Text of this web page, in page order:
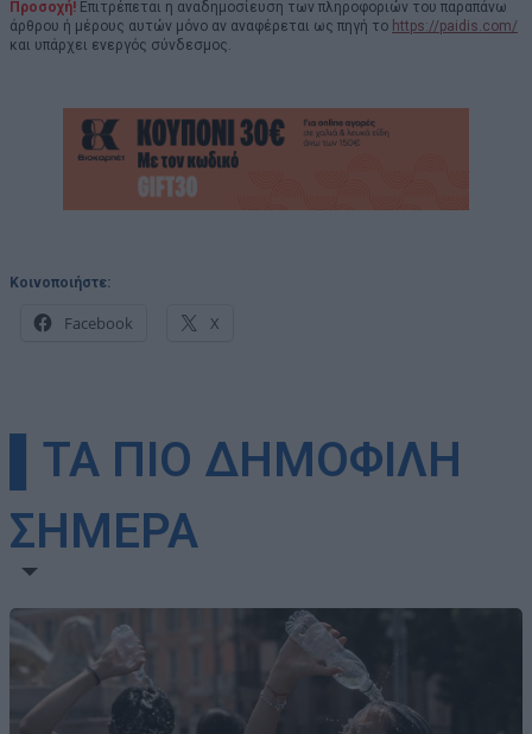
Προσοχή! Επιτρέπεται η αναδημοσίευση των πληροφοριών του παραπάνω
άρθρου ή μέρους αυτών μόνο αν αναφέρεται ως πηγή το https://paidis.com/
και υπάρχει ενεργός σύνδεσμος.
Κοινοποιήστε:
Facebook X
▌ΤΑ ΠΙΟ ΔΗΜΟΦΙΛΗ
ΣΗΜΕΡΑ